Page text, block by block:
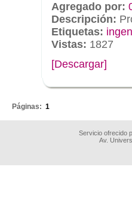
Agregado por:
Descripción:
Etiquetas:
Vistas: 1827
[Descargar]
Páginas: 1
Servicio ofrecido
Av.